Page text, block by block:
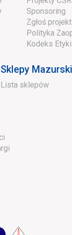
Sponsoring
Zgłoś projekt
Polityka
Kodeks Etyki
Sklepy
Lista sklepów